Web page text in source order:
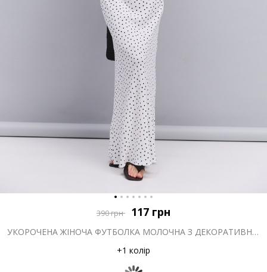
390грн 117 грн
УКОРОЧЕНА ЖІНОЧА ФУТБОЛКА МОЛОЧНА З ДЕКОРАТИВНИМИ ҐУДЗИКАМИ СПЕРЕДУ
+1 колір